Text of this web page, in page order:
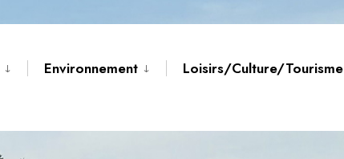
Environnement Loisirs/Culture/Tourisme